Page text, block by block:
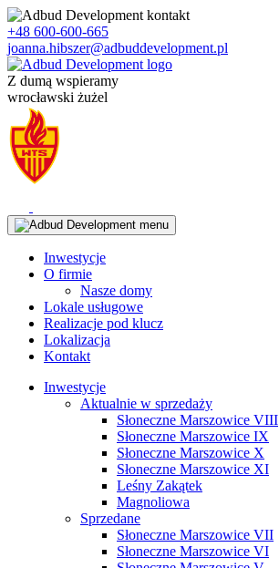
Skip
to
content
+48 600-600-665
joanna.hibszer@adbuddevelopment.pl
Z dumą wspieramy
wrocławski żużel
Inwestycje
O firmie
Nasze domy
Lokale usługowe
Realizacje pod klucz
Lokalizacja
Kontakt
Inwestycje
Aktualnie w sprzedaży
Słoneczne Marszowice VIII
Słoneczne Marszowice IX
Słoneczne Marszowice X
Słoneczne Marszowice XI
Leśny Zakątek
Magnoliowa
Sprzedane
Słoneczne Marszowice VII
Słoneczne Marszowice VI